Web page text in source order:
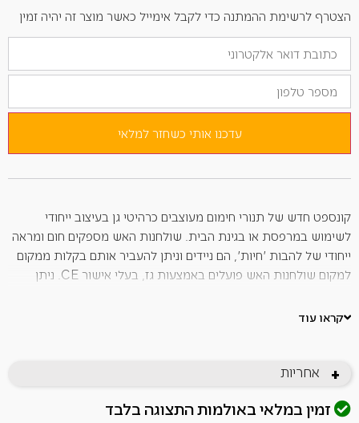
הצטרף לרשימת ההמתנה כדי לקבל אימייל כאשר מוצר זה יהיה זמין
הזן
את
כתובת
הדוא"ל
שלך
כדי
למוצר
מספר
טלפון
עדכנו אותי כשחזר למלאי
קונספט חדש של תנורי חימום מעוצבים כרהיטי גן בעיצוב ייחודי
לשימוש במרפסת או בגינת הבית. שולחנות האש מספקים חום ומראה
ייחודי של להבות 'חיות', הם ניידים וניתן להעביר אותם בקלות ממקום
למקום שולחנות האש פועלים באמצעות גז, בעלי אישור CE. ניתן
שולחנות הגז מסופקים עם מכסה המגן על שולחן האש מפני פגעי מזג
לעיתים רחוקות. לאחר ההדלקה, הלהבה וכך תפוקת החום מתכווננים
בקלות על ידי סיבוב כפתור הבקרה כדי להשיג את תפוקת החום ואת
קראו עוד
+ אחריות
זמין במלאי באולמות התצוגה בלבד